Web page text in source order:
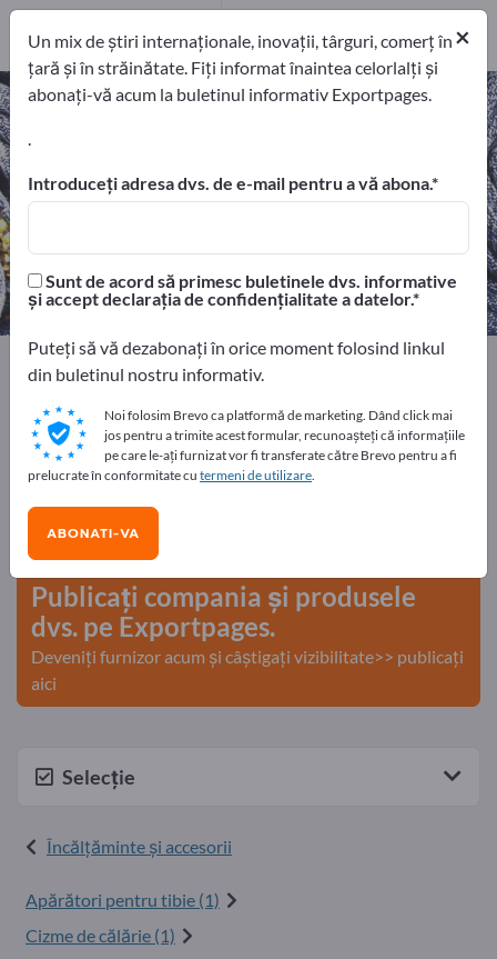
Încălţăminte sport – găsiți
producători și furnizori
exportatori Producători
2
Home Textile
Îmbrăcăminte
Încălţăminte şi accesorii
Încălţăminte sport
Faceți publicitate gratuit pe
Exportpages!
Nevoile – Ofertele – Bunuri second-hand – Contacte
comerciale >> începeți aici
Publicați compania și produsele
dvs. pe Exportpages.
Deveniți furnizor acum și câștigați vizibilitate>> publicați
aici
Selecție
Încălţăminte şi accesorii
Apărători pentru tibie (1)
Cizme de călărie (1)
×
Un mix de știri internaționale, inovații, târguri, comerț în
țară și în străinătate. Fiți informat înaintea celorlalți și
abonați-vă acum la buletinul informativ Exportpages.
.
Introduceți adresa dvs. de e-mail pentru a vă abona.
Sunt de acord să primesc buletinele dvs. informative
și accept declarația de confidențialitate a datelor.
Puteți să vă dezabonați în orice moment folosind linkul
din buletinul nostru informativ.
Noi folosim Brevo ca platformă de marketing. Dând click mai
jos pentru a trimite acest formular, recunoașteți că informațiile
pe care le-ați furnizat vor fi transferate către Brevo pentru a fi
prelucrate în conformitate cu termeni de utilizare.
ABONATI-VA